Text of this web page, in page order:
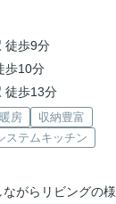
徒歩9分
歩10分
徒歩13分
房
収納豊富
ステムキッチン
がらリビングの様